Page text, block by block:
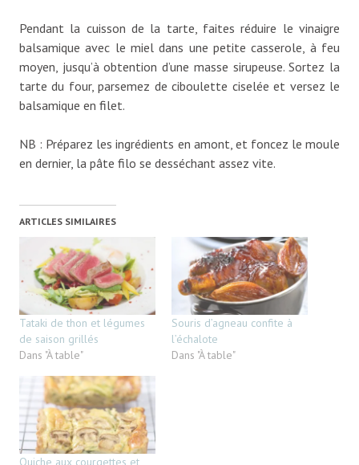
Pendant la cuisson de la tarte, faites réduire le vinaigre
balsamique avec le miel dans une petite casserole, à feu
moyen, jusqu’à obtention d’une masse sirupeuse. Sortez la
tarte du four, parsemez de ciboulette ciselée et versez le
balsamique en filet.
NB : Préparez les ingrédients en amont, et foncez le moule
en dernier, la pâte filo se desséchant assez vite.
ARTICLES SIMILAIRES
Tataki de thon et légumes
de saison grillés
Dans "À table"
Souris d’agneau confite à
l’échalote
Dans "À table"
Quiche aux courgettes et